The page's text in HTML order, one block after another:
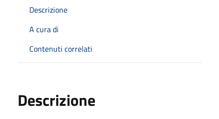
Descrizione
A cura di
Contenuti correlati
Descrizione